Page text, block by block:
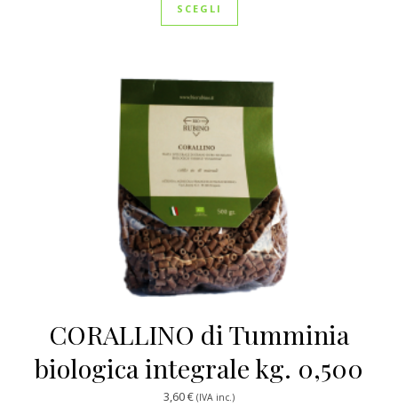
SCEGLI
CORALLINO di Tumminia
biologica integrale kg. 0,500
3,60€ (IVA inc.)